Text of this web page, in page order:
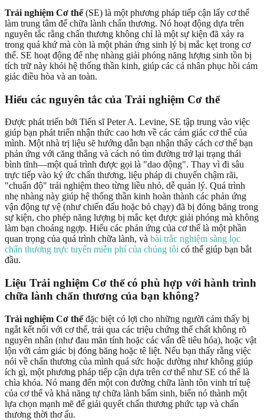
Trải nghiệm Cơ thể(SE) là một phương pháp tiếp cận lấy cơ thể
làm trung tâm để chữa lành chấn thương. Nó hoạt động dựa trên
nguyên tắc rằng chấn thương không chỉ là một sự kiện đã xảy ra
trong quá khứ mà còn là một phản ứng sinh lý bị mắc kẹt trong cơ
thể. SE hoạt động để nhẹ nhàng giải phóng năng lượng sinh tồn bị
tích trữ này khỏi hệ thống thần kinh, giúp các cá nhân phục hồi cảm
giác điều hòa và an toàn.
Hiểu các nguyên tắc của Trải nghiệm Cơ thể
Được phát triển bởi Tiến sĩ Peter A. Levine, SE tập trung vào việc
giúp bạn phát triển nhận thức cao hơn về các cảm giác cơ thể của
mình. Một nhà trị liệu sẽ hướng dẫn bạn nhận thấy cách cơ thể bạn
phản ứng với căng thẳng và cách nó tìm đường trở lại trạng thái
bình tĩnh—một quá trình được gọi là "dao động". Thay vì đi sâu
trực tiếp vào ký ức chấn thương, liệu pháp di chuyển chậm rãi,
"chuẩn độ" trải nghiệm theo từng liều nhỏ, dễ quản lý. Quá trình
nhẹ nhàng này giúp hệ thống thần kinh hoàn thành các phản ứng
vận động tự vệ (như chiến đấu hoặc bỏ chạy) đã bị đóng băng trong
sự kiện, cho phép năng lượng bị mắc kẹt được giải phóng mà không
làm bạn choáng ngợp. Hiểu các phản ứng của cơ thể là một phần
quan trọng của quá trình chữa lành, và bài trắc nghiệm sàng lọc
chấn thương trực tuyến miễn phí của chúng tôi có thể giúp bạn bắt
đầu.
Liệu Trải nghiệm Cơ thểcó phù hợp với hành trình
chữa lành chấn thương của bạn không?
Trải nghiệm Cơ thểđặc biệt có lợi cho những người cảm thấy bị
ngắt kết nối với cơ thể, trải qua các triệu chứng thể chất không rõ
nguyên nhân (như đau mãn tính hoặc các vấn đề tiêu hóa), hoặc vật
lộn với cảm giác bị đóng băng hoặc tê liệt. Nếu bạn thấy rằng việc
nói về chấn thương của mình quá sức hoặc dường như không giúp
ích gì, một phương pháp tiếp cận dựa trên cơ thể như SE có thể là
chìa khóa. Nó mang đến một con đường chữa lành tôn vinh trí tuệ
của cơ thể và khả năng tự chữa lành bẩm sinh, biến nó thành một
lựa chọn mạnh mẽ để giải quyết chấn thương phức tạp và chấn
thương thời thơ ấu.